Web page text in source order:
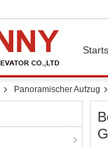
Panoramischer Aufzug